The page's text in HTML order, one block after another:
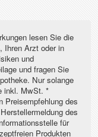
lesen Sie die
Ihren Arzt oder in
und
und fragen Sie
Nur solange
inkl. MwSt. *
Preisempfehlung des
des
für
Produkten